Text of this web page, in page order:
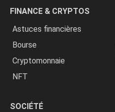
FINANCE & CRYPTOS
Astuces financières
Bourse
Cryptomonnaie
NFT
SOCIÉTÉ